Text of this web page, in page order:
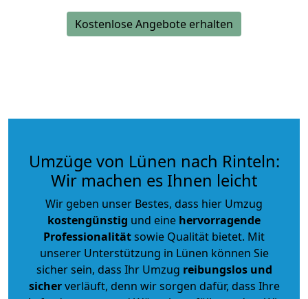
Kostenlose Angebote erhalten
Umzüge von Lünen nach Rinteln:
Wir machen es Ihnen leicht
Wir geben unser Bestes, dass hier Umzug
kostengünstig und eine hervorragende
Professionalitätsowie Qualität bietet. Mit
unserer Unterstützung in Lünen können Sie
sicher sein, dass Ihr Umzug reibungslos und
sicherverläuft, denn wir sorgen dafür, dass Ihre